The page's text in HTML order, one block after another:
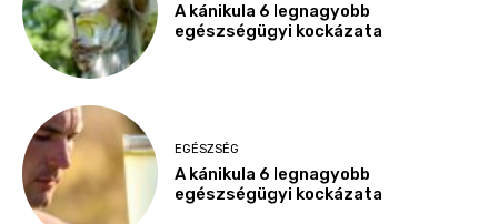
A kánikula 6 legnagyobb
egészségügyi kockázata
EGÉSZSÉG
A kánikula 6 legnagyobb
egészségügyi kockázata